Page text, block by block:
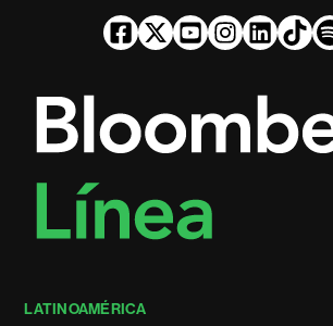
LATINOAMÉRICA